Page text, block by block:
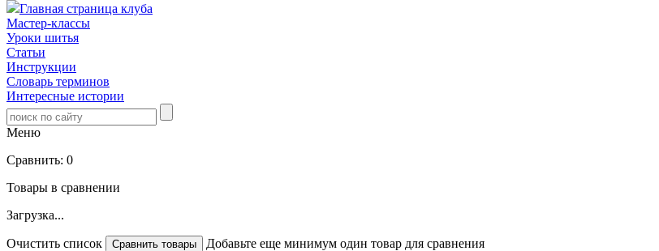
Главная страница клуба
Мастер-классы
Уроки шитья
Статьи
Инструкции
Словарь терминов
Интересные истории
Меню
Сравнить: 0
Товары в сравнении
Загрузка...
Очистить список
Добавьте еще минимум один товар для сравнения